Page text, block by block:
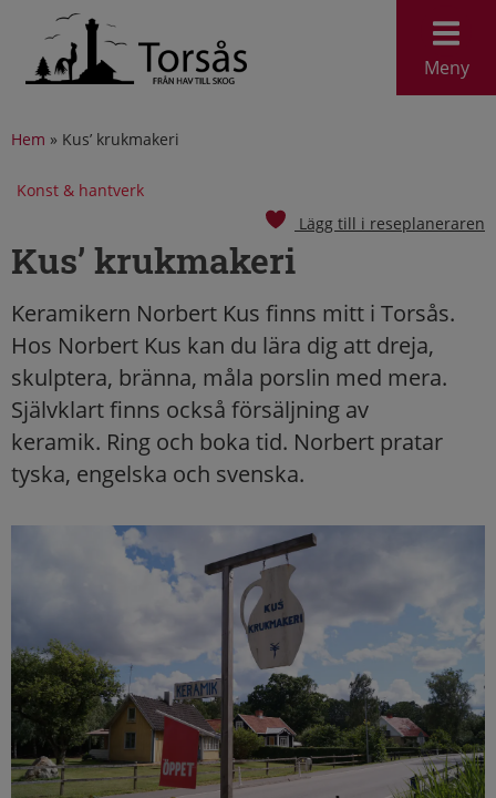
Meny
Hem » Kus’ krukmakeri
Konst & hantverk
Lägg till i reseplaneraren
Kus’ krukmakeri
Keramikern Norbert Kus finns mitt i Torsås.
Hos Norbert Kus kan du lära dig att dreja,
skulptera, bränna, måla porslin med mera.
Självklart finns också försäljning av
keramik. Ring och boka tid. Norbert pratar
tyska, engelska och svenska.